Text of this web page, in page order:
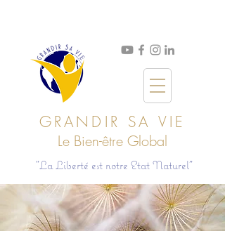
GRANDIR SA VIE
Le Bien-être Global
"La Liberté est notre Etat Naturel"